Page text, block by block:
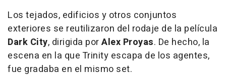
Los tejados, edificios y otros conjuntos
exteriores se reutilizaron del rodaje de la película
Dark City, dirigida porAlex Proyas. De hecho, la
escena en la que Trinity escapa de los agentes,
fue gradaba en el mismo set.